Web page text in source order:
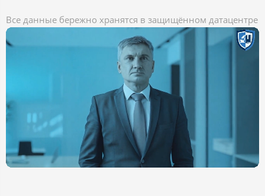
Все данные бережно хранятся в защищённом датацентре